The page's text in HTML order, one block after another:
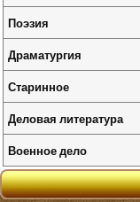
Поэзия
Драматургия
Старинное
Деловая литература
Военное дело